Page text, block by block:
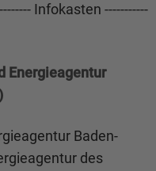
Infokasten -----------
Energieagentur
Baden-
des